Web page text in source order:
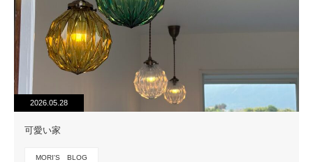
2026.05.28
可愛い家
MORI'S BLOG